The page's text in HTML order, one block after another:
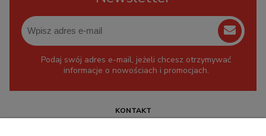
Podaj swój adres e-mail, jeżeli chcesz otrzymywać
informacje o nowościach i promocjach.
KONTAKT